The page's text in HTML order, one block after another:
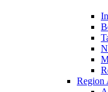
Region